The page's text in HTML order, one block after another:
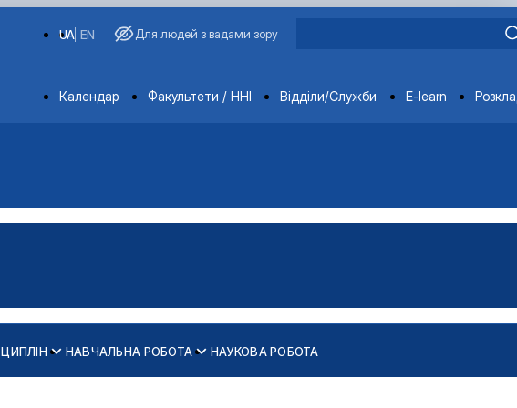
EN
UA Для людей з вадами зору
Departments
Календар Факультети / ННІ Відділи/Служби E-learn
НАВЧАЛЬНА РОБОТА НАУКОВА РОБОТА